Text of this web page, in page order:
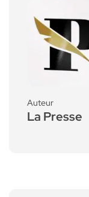
Auteur
La Presse